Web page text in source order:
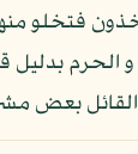
فتخلو
بدليل
القائل بعض